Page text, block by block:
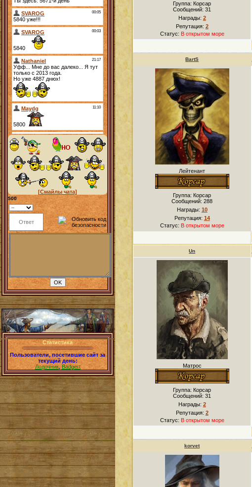
[Смайлы чата]
500
Статистика
Пользователи, посетившие сайт за
текущий день:
Лодочник,Badgert
Группа: Корсар
Сообщений:31
Награды: 2
Репутация: 2
Статус: В открытом море
BartS
Лейтенант
Группа: Корсар
Сообщений:288
Награды: 10
Репутация: 14
Статус: В открытом море
Un
Матрос
Группа: Корсар
Сообщений:31
Награды: 2
Репутация: 2
Статус: В открытом море
korvet